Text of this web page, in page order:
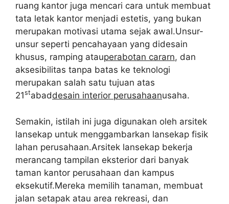
ruang kantor juga mencari cara untuk membuat
tata letak kantor menjadi estetis, yang bukan
merupakan motivasi utama sejak awal.Unsur-
unsur seperti pencahayaan yang didesain
khusus, ramping atauperabotan cararn, dan
aksesibilitas tanpa batas ke teknologi
merupakan salah satu tujuan atas
21stabaddesain interior perusahaanusaha.
Semakin, istilah ini juga digunakan oleh arsitek
lansekap untuk menggambarkan lansekap fisik
lahan perusahaan.Arsitek lansekap bekerja
merancang tampilan eksterior dari banyak
taman kantor perusahaan dan kampus
eksekutif.Mereka memilih tanaman, membuat
jalan setapak atau area rekreasi, dan